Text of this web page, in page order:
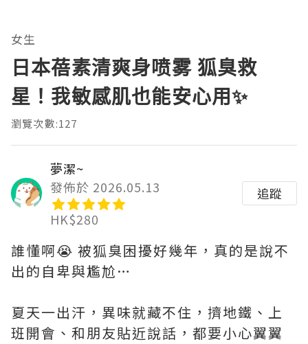
女生
日本蓓素清爽身喷雾 狐臭救
星！我敏感肌也能安心用✨
瀏覽次數:127
夢潔~
發佈於 2026.05.13
HK$280
追蹤
誰懂啊😭 被狐臭困擾好幾年，真的是說不
出的自卑與尷尬…
夏天一出汗，異味就藏不住，擠地鐵、上
班開會、和朋友貼近說話，都要小心翼翼